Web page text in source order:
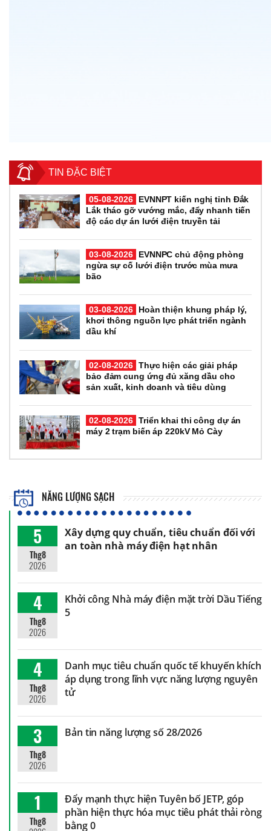
TIN ĐẶC BIỆT
05-08-2026
EVNNPT kiến nghị tỉnh Đắk
Lắk tháo gỡ vướng mắc, đẩy nhanh tiến
độ các dự án lưới điện truyền tải
03-08-2026
EVNNPC chủ động phòng
ngừa sự cố lưới điện trước mùa mưa
bão
03-08-2026
Hoàn thiện khung pháp lý,
khơi thông nguồn lực phát triển ngành
dầu khí
02-08-2026 Thực hiện các giải pháp
bảo đảm cung ứng đủ xăng dầu cho
sản xuất, kinh doanh và tiêu dùng
02-08-2026 Triển khai thi công dự án
máy 2 trạm biến áp 220kV Mỏ Cày
NĂNG LƯỢNG SẠCH
5
Thg8
2026
Xây dựng quy chuẩn, tiêu chuẩn đối với
an toàn nhà máy điện hạt nhân
4
Thg8
2026
Khởi công Nhà máy điện mặt trời Dầu Tiếng
5
4
Thg8
2026
Danh mục tiêu chuẩn quốc tế khuyến khích
áp dụng trong lĩnh vực năng lượng nguyên
tử
3
Thg8
2026
Bản tin năng lượng số 28/2026
1
Thg8
Đẩy mạnh thực hiện Tuyên bố JETP, góp
phần hiện thực hóa mục tiêu phát thải ròng
bằng 0